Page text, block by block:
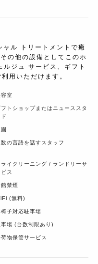
ル トリートメントで癒
の他の設備としてこのホ
ジュ サービス、ギフト
用いただけます。
室
フトショップまたはニューススタ
数の言語を話すスタッフ
ライクリーニング / ランドリーサ
ビス
館禁煙
(無料)
椅子対応駐車場
車場 (台数制限あり)
物保管サービス